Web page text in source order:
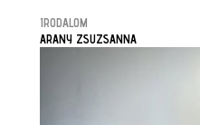
IRODALOM
ARANY ZSUZSANNA